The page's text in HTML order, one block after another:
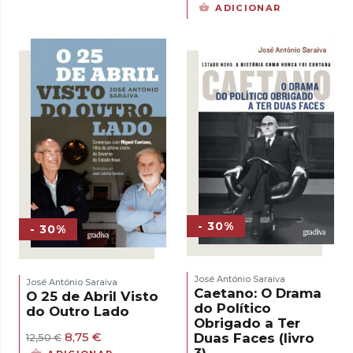
15,00 €.
10,50 €.
ADICIONAR
- 30%
José António Saraiva
O 25 de Abril Visto
do Outro Lado
12,50€ O
preço
8,75 €
preço
- 30%
José António Saraiva
Caetano: O Drama
do Político
Obrigado a Ter
Duas Faces (livro